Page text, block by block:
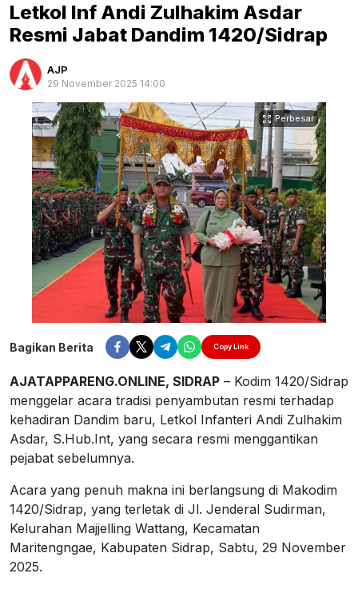
Letkol Inf Andi Zulhakim Asdar
Resmi Jabat Dandim 1420/Sidrap
AJP
29 November 2025 14:00
Perbesar
Bagikan Berita Copy Link
AJATAPPARENG.ONLINE, SIDRAP – Kodim 1420/Sidrap
menggelar acara tradisi penyambutan resmi terhadap
kehadiran Dandim baru, Letkol Infanteri Andi Zulhakim
Asdar, S.Hub.Int, yang secara resmi menggantikan
pejabat sebelumnya.
Acara yang penuh makna ini berlangsung di Makodim
1420/Sidrap, yang terletak di Jl. Jenderal Sudirman,
Kelurahan Majjelling Wattang, Kecamatan
Maritengngae, Kabupaten Sidrap, Sabtu, 29 November
2025.